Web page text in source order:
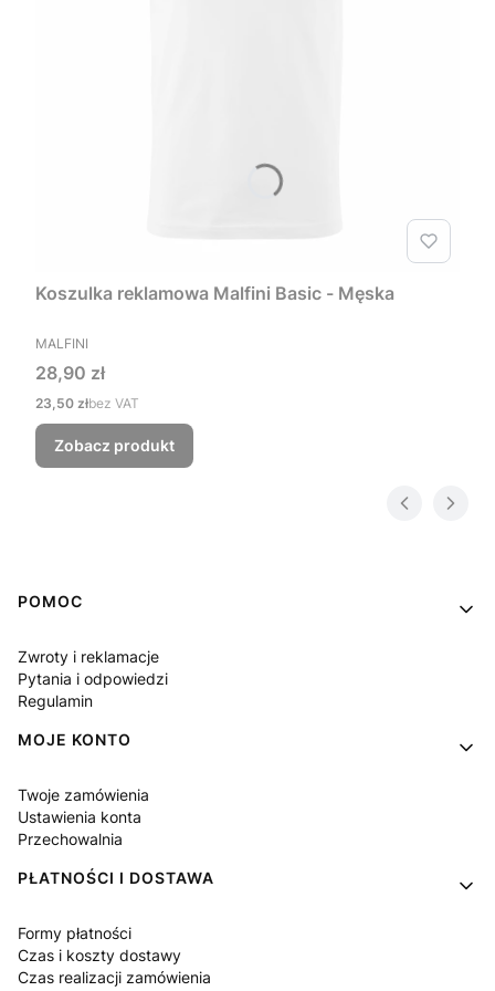
Koszulka reklamowa Malfini Basic - Męska
PRODUCENT
MALFINI
Cena
28,90 zł
Cena
23,50 złbez VAT
Zobacz produkt
Linki w stopce
POMOC
Zwroty i reklamacje
Pytania i odpowiedzi
Regulamin
MOJE KONTO
Twoje zamówienia
Ustawienia konta
Przechowalnia
PŁATNOŚCI I DOSTAWA
Formy płatności
Czas i koszty dostawy
Czas realizacji zamówienia